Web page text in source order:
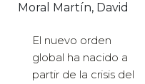
Moral Martín, David
El nuevo orden
global ha nacido a
partir de la crisis del